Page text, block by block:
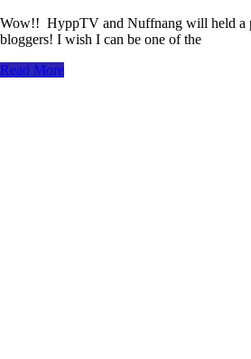
Wow!! HyppTV and Nuffnang will held a
bloggers! I wish I can be one of the
Read More